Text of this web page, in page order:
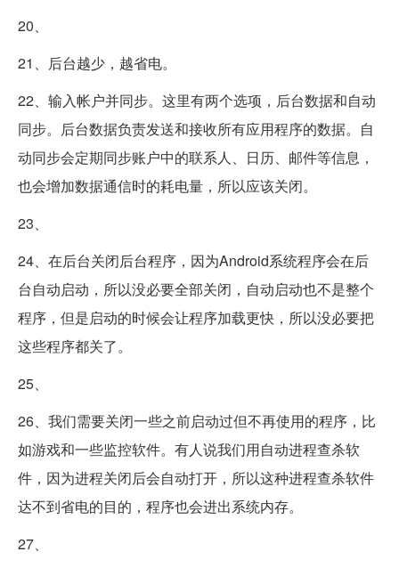
20、
21、后台越少，越省电。
22、输入帐户并同步。这里有两个选项，后台数据和自动
同步。后台数据负责发送和接收所有应用程序的数据。自
动同步会定期同步账户中的联系人、日历、邮件等信息，
也会增加数据通信时的耗电量，所以应该关闭。
23、
24、在后台关闭后台程序，因为Android系统程序会在后
台自动启动，所以没必要全部关闭，自动启动也不是整个
程序，但是启动的时候会让程序加载更快，所以没必要把
这些程序都关了。
25、
26、我们需要关闭一些之前启动过但不再使用的程序，比
如游戏和一些监控软件。有人说我们用自动进程查杀软
件，因为进程关闭后会自动打开，所以这种进程查杀软件
达不到省电的目的，程序也会进出系统内存。
27、